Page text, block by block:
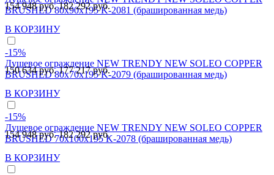
BRUSHED 80x90x195 K-2081 (брашированная медь)
154 948 руб.182 292 руб.
В КОРЗИНУ
-15%
Душевое ограждение NEW TRENDY NEW SOLEO COPPER
BRUSHED 80x70x195 K-2079 (брашированная медь)
150 634 руб.177 217 руб.
В КОРЗИНУ
-15%
Душевое ограждение NEW TRENDY NEW SOLEO COPPER
BRUSHED 70x100x195 K-2078 (брашированная медь)
154 948 руб.182 292 руб.
В КОРЗИНУ